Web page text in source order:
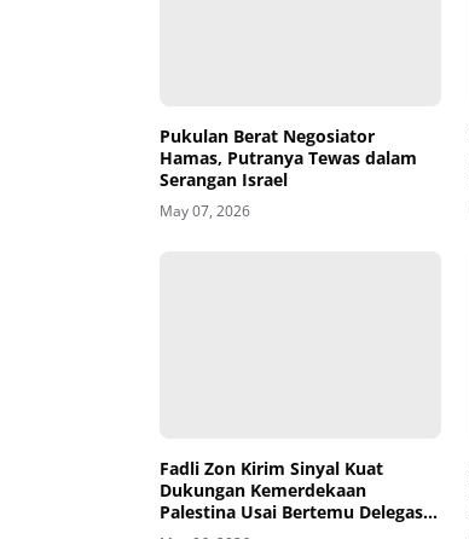
Hamas, Putranya Tewas dalam
Serangan Israel
May 07, 2026
di Kemenbud
May 06, 2026